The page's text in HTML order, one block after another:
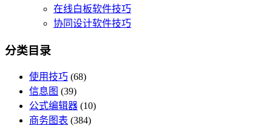
在线白板软件技巧
协同设计软件技巧
分类目录
使用技巧 (68)
信息图 (39)
公式编辑器 (10)
商务图表 (384)